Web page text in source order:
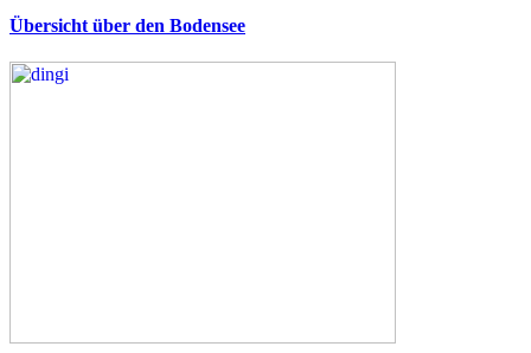
Übersicht über den Bodensee